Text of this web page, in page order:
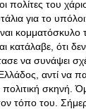
πολίτες του
για το
κατάλαβε, ότι δεν
να συνάψει
αντί να
πολιτική σκηνή.
τόπο του.